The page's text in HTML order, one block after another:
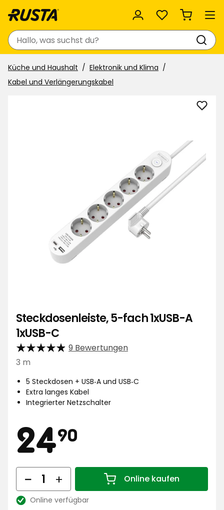
Favoriten
Suchen
Küche und Haushalt
Elektronik und Klima
Kabel und Verlängerungskabel
A
Steckdosenleiste, 5-fach 1xUSB-A
1xUSB-C
9 Bewertungen
3 m
5 Steckdosen + USB‑A und USB‑C
Extra langes Kabel
Integrierter Netzschalter
Preis
2490
€
Menge Online kaufen
Menge 1
Lagerbestand:
Online verfügbar